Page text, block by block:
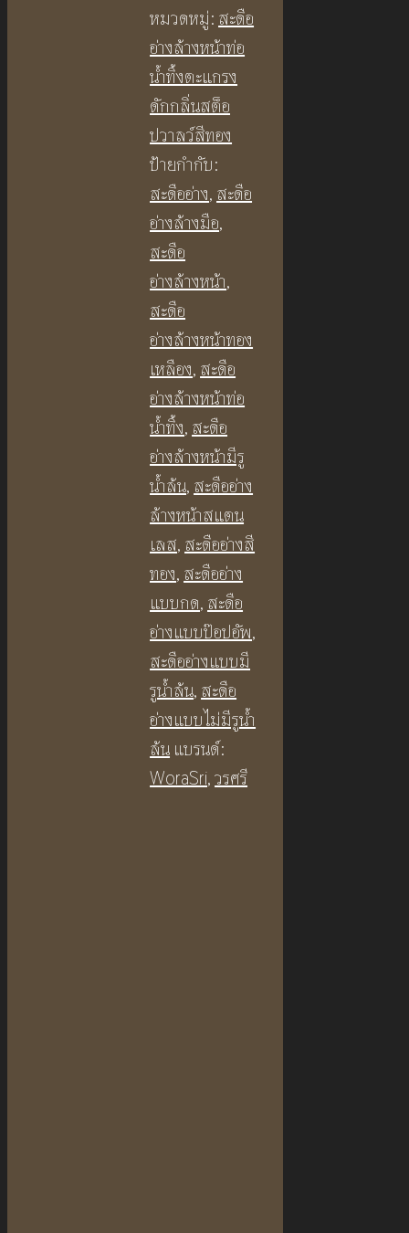
เหลือง
แบบ
หัว
กด
เล็ก
สปริง
สี
ทอง
แมท
BF383
Brushed
Gold
Waste
Basin
ชิ้น
หมวดหมู่: สะดือ
อ่างล้างหน้าท่อ
น้ำทิ้งตะแกรง
ดักกลิ่นสต็อ
ปวาลว์สีทอง
ป้ายกำกับ:
สะดืออ่าง, สะดือ
อ่างล้างมือ,
สะดือ
อ่างล้างหน้า,
สะดือ
อ่างล้างหน้าทอง
เหลือง, สะดือ
อ่างล้างหน้าท่อ
น้ำทิ้ง, สะดือ
อ่างล้างหน้ามีรู
น้ำล้น, สะดืออ่าง
ล้างหน้าสแตน
เลส, สะดืออ่างสี
ทอง, สะดืออ่าง
แบบกด, สะดือ
อ่างแบบป๊อปอัพ,
สะดืออ่างแบบมี
รูน้ำล้น, สะดือ
อ่างแบบไม่มีรูน้ำ
ล้น แบรนด์:
WoraSri,วรศรี